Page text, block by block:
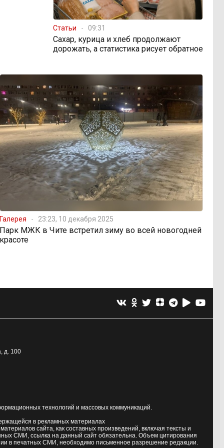
Статьи 09:31
Сахар, курица и хлеб продолжают
дорожать, а статистика рисует обратное
Галерея 23:23, 10 декабря 2025
Парк МЖК в Чите встретил зиму во всей новогодней
красоте
д. 100
технологий и массовых коммуникаций.
в рекламных материалах
сайта, как составных произведений, включая тексты и
СМИ, ссылка на данный сайт обязательна. Объем цитирования
в печатных СМИ, необходимо письменное разрешение редакции.